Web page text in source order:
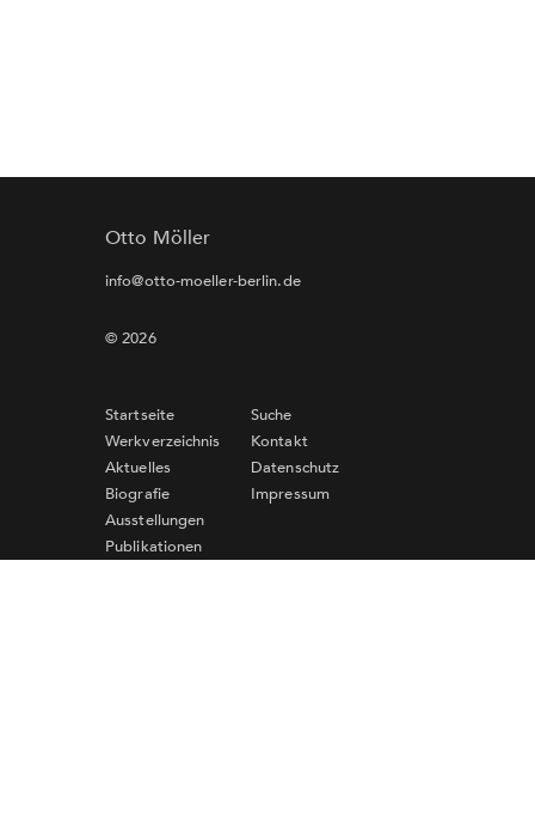
Otto Möller
info@otto-moeller-berlin.de
© 2026
Startseite
Werkverzeichnis
Aktuelles
Biografie
Ausstellungen
Publikationen
Suche
Kontakt
Datenschutz
Impressum